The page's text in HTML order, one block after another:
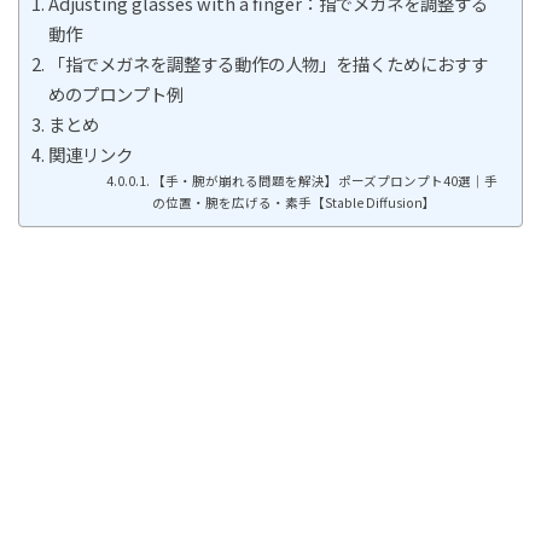
動作
「指でメガネを調整する動作の人物」を描くためにおすす
めのプロンプト例
まとめ
関連リンク
【手・腕が崩れる問題を解決】ポーズプロンプト40選｜手
の位置・腕を広げる・素手【Stable Diffusion】